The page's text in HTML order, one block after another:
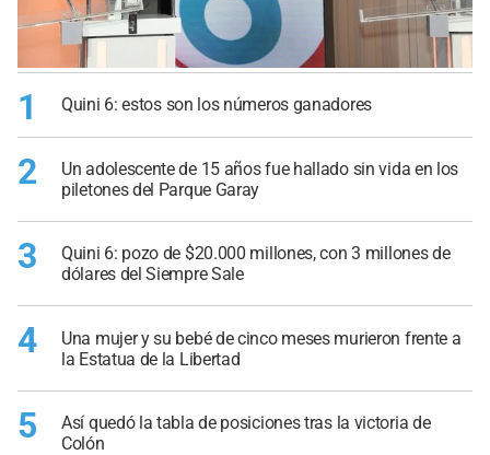
1 Quini 6: estos son los números ganadores
2
Un adolescente de 15 años fue hallado sin vida en los
piletones del Parque Garay
3
Quini 6: pozo de $20.000 millones, con 3 millones de
dólares del Siempre Sale
4
Una mujer y su bebé de cinco meses murieron frente a
la Estatua de la Libertad
5
Así quedó la tabla de posiciones tras la victoria de
Colón